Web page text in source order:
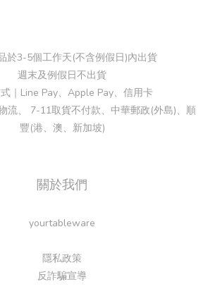
於3-5個工作天(不含例假日)內出貨
週末及例假日不出貨
｜Line Pay、Apple Pay、信用卡
流、 7-11取貨不付款、中華郵政(外島)、順
豐(港、澳、新加坡)
關於我們
yourtableware
隱私政策
反詐騙宣導